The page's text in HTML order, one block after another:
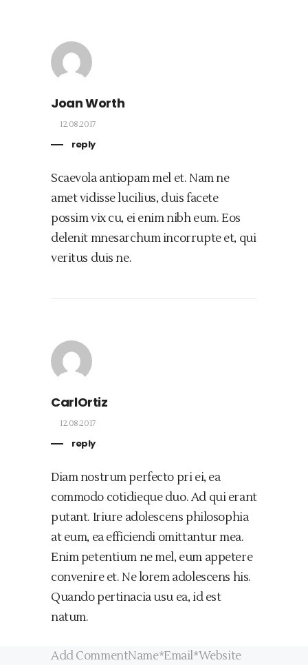
Joan Worth
12.08.2017
reply
Scaevola antiopam mel et. Nam ne
amet vidisse lucilius, duis facete
possim vix cu, ei enim nibh eum. Eos
delenit mnesarchum incorrupte et, qui
veritus duis ne.
CarlOrtiz
12.08.2017
reply
Diam nostrum perfecto pri ei, ea
commodo cotidieque duo. Ad qui erant
putant. Iriure adolescens philosophia
at eum, ea efficiendi omittantur mea.
Enim petentium ne mel, eum appetere
convenire et. Ne lorem adolescens his.
Quando pertinacia usu ea, id est
natum.
Add CommentName*Email*Website